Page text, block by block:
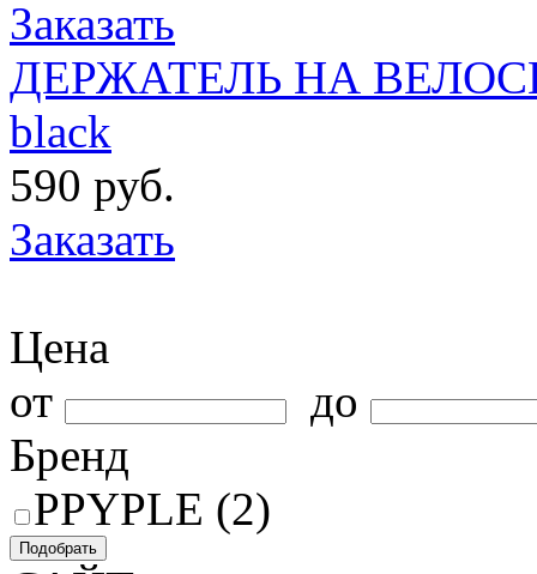
Заказать
ДЕРЖАТЕЛЬ НА
black
590 руб.
Заказать
Цена
от
до
Бренд
PPYPLE (2)
Подобрать